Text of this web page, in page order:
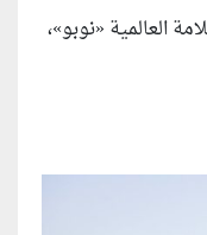
العالمية «نوبو»،